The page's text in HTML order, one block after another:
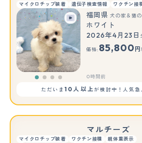
マイクロチップ装着 遺伝子検査情報 ワクチン接
福岡県
ホワイト
2026年4月23日
価格: 85,800 円
0時間前
ただいま10人以上が検討中！人気急
マルチーズ
マイクロチップ装着 ワクチン接種 親体重表示